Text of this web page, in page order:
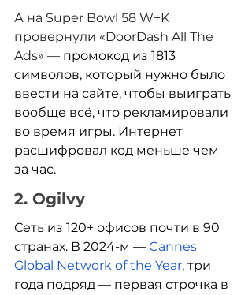
А на Super Bowl 58 W+K
провернули «DoorDash All The
Ads» — промокод из 1813
символов, который нужно было
ввести на сайте, чтобы выиграть
вообще всё, что рекламировали
во время игры. Интернет
расшифровал код меньше чем
за час.
2. Ogilvy
Сеть из 120+ офисов почти в 90
странах. В 2024-м — Cannes
Global Network of the Year, три
года подряд — первая строчка в